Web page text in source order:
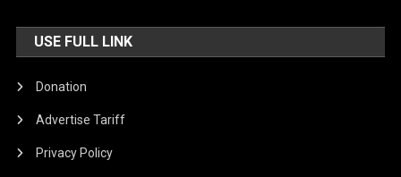
USE FULL LINK
Donation
Advertise Tariff
Privacy Policy